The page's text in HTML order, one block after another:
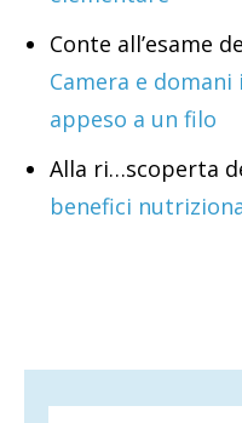
Conte all’esame
Camera e
appeso a un filo
Alla ri…scoperta
benefici